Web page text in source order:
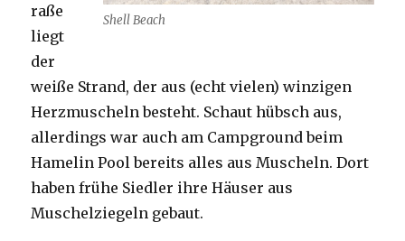
Shell Beach
raße
liegt
der
weiße Strand, der aus (echt vielen) winzigen
Herzmuscheln besteht. Schaut hübsch aus,
allerdings war auch am Campground beim
Hamelin Pool bereits alles aus Muscheln. Dort
haben frühe Siedler ihre Häuser aus
Muschelziegeln gebaut.